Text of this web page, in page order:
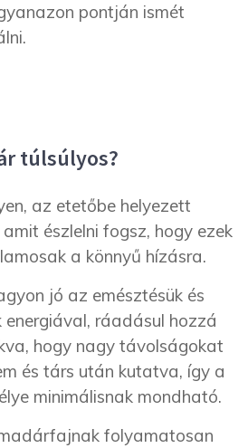
pontján ismét
túlsúlyos?
az etetőbe helyezett
észlelni fogsz, hogy ezek
a könnyű hízásra.
jó az emésztésük és
ráadásul hozzá
hogy nagy távolságokat
és társ után kutatva, így a
minimálisnak mondható.
folyamatosan